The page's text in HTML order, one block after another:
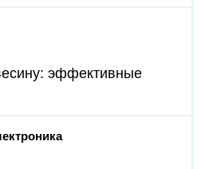
эффективные